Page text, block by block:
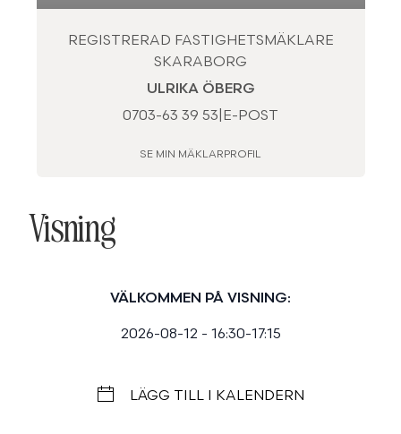
REGISTRERAD FASTIGHETSMÄKLARE
SKARABORG
ULRIKA ÖBERG
0703-63 39 53 E-POST
SE MIN MÄKLARPROFIL
Visning
VÄLKOMMEN PÅ VISNING:
2026-08-12 - 16:30-17:15
LÄGG TILL I KALENDERN